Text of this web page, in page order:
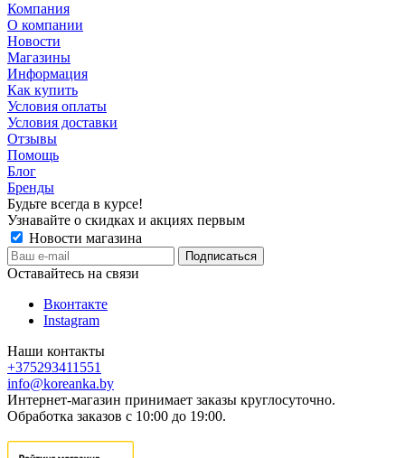
Компания
О компании
Новости
Магазины
Информация
Как купить
Условия оплаты
Условия доставки
Отзывы
Помощь
Блог
Бренды
Будьте всегда в курсе!
Узнавайте о скидках и акциях первым
Новости магазина
Оставайтесь на связи
Вконтакте
Instagram
Наши контакты
+375293411551
info@koreanka.by
Интернет-магазин принимает заказы круглосуточно.
Обработка заказов с 10:00 до 19:00.